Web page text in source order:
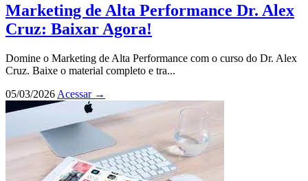
Marketing de Alta Performance Dr. Alex
Cruz: Baixar Agora!
Domine o Marketing de Alta Performance com o curso do Dr. Alex
Cruz. Baixe o material completo e tra...
05/03/2026 Acessar →